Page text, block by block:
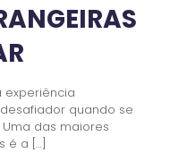
experiência
quando se
das maiores
é a […]